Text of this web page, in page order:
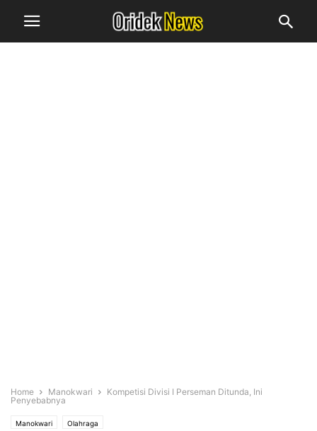
Home Manokwari
Kompetisi Divisi I Perseman Ditunda, Ini
Penyebabnya
Manokwari Olahraga